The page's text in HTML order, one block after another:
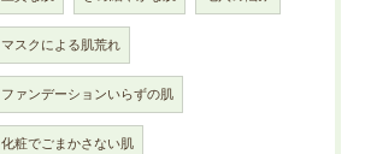
マスクによる肌荒れ
ファンデーションいらずの肌
化粧でごまかさない肌